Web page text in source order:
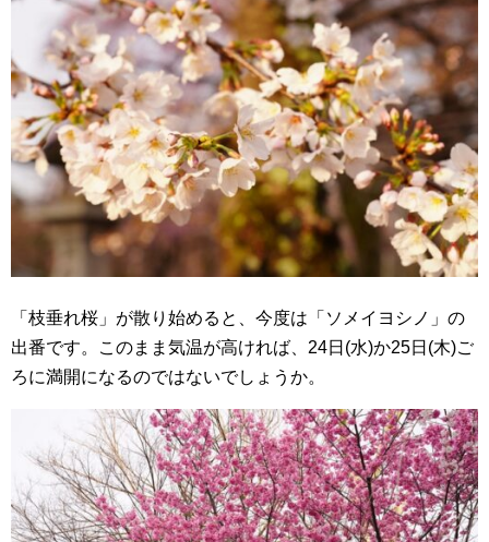
「枝垂れ桜」が散り始めると、今度は「ソメイヨシノ」の
出番です。このまま気温が高ければ、24日(水)か25日(木)ご
ろに満開になるのではないでしょうか。